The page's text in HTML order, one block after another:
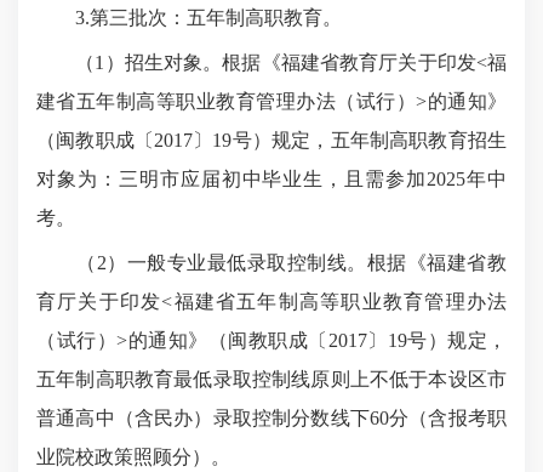
3.第三批次：五年制高职教育。
（1）招生对象。根据《福建省教育厅关于印发<福
建省五年制高等职业教育管理办法（试行）>的通知》
（闽教职成〔2017〕19号）规定，五年制高职教育招生
对象为：三明市应届初中毕业生，且需参加2025年中
考。
（2）一般专业最低录取控制线。根据《福建省教
育厅关于印发<福建省五年制高等职业教育管理办法
（试行）>的通知》（闽教职成〔2017〕19号）规定，
五年制高职教育最低录取控制线原则上不低于本设区市
普通高中（含民办）录取控制分数线下60分（含报考职
业院校政策照顾分）。